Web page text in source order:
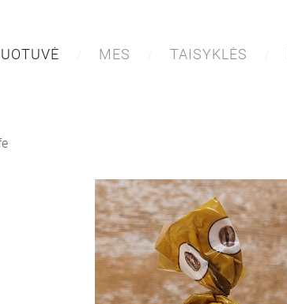
MES TAISYKLĖS